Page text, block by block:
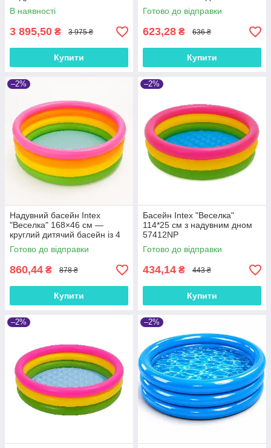
без фільтр-насоса 28130
В наявності
3 895,50 ₴ 3 975 ₴
Купити
Готово до відправки
623,28 ₴ 636 ₴
Купити
–2%
Надувний басейн Intex
"Веселка" 168×46 см —
круглий дитячий басейн із 4
кільцями, 780 л, арт.
56441NP
Готово до відправки
860,44 ₴ 878 ₴
Купити
–2%
Басейн Intex "Веселка"
114*25 см з надувним дном
57412NP
Готово до відправки
434,14 ₴ 443 ₴
Купити
–2% –2%